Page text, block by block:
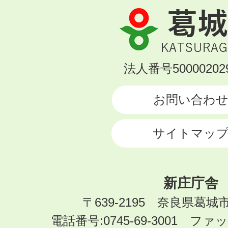
葛
城
市
KATSURAGI
法人番号
お問い合わせ
サイトマッ
新庄庁舎
〒639-2195 奈良県葛城
電話番号:0745-69-3001 ファ